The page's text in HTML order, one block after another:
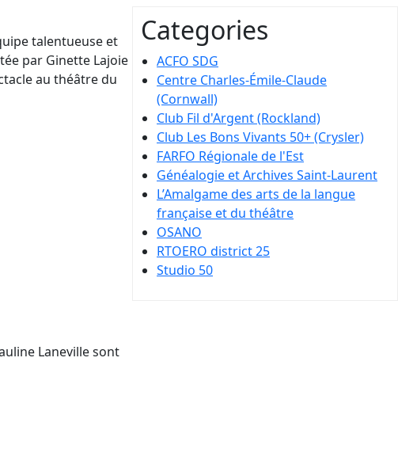
talentueuse et
par Ginette Lajoie
au théâtre du
Laneville sont
Categories
ACFO SDG
Centre Charles-Émile-Claude
(Cornwall)
Club Fil d'Argent (Rockland)
Club Les Bons Vivants 50+ (Crysler)
FARFO Régionale de l'Est
Généalogie et Archives Saint-Laurent
L’Amalgame des arts de la langue
française et du théâtre
OSANO
RTOERO district 25
Studio 50